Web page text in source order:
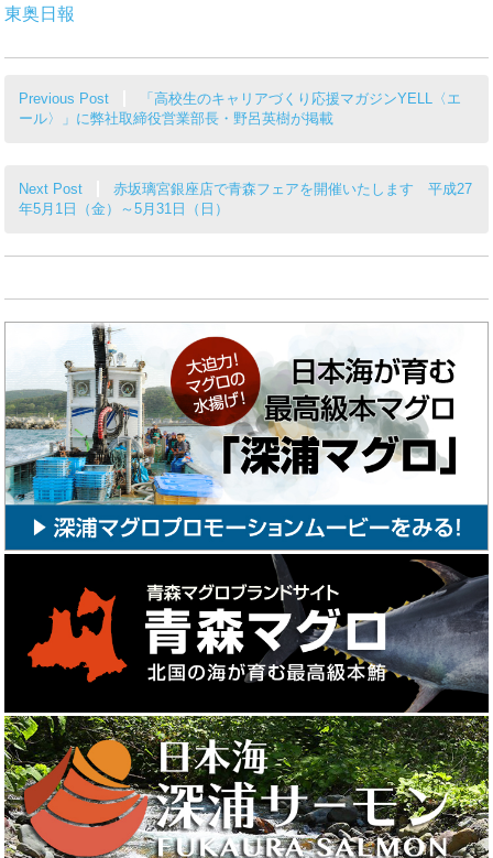
東奥日報
連Previous Post
「高校生のキャリアづくり応援マガジンYELL〈エ
ール〉」に弊社取締役営業部長・野呂英樹が掲載
Next Post
赤坂璃宮銀座店で青森フェアを開催いたします 平成27
年5月1日（金）～5月31日（日）